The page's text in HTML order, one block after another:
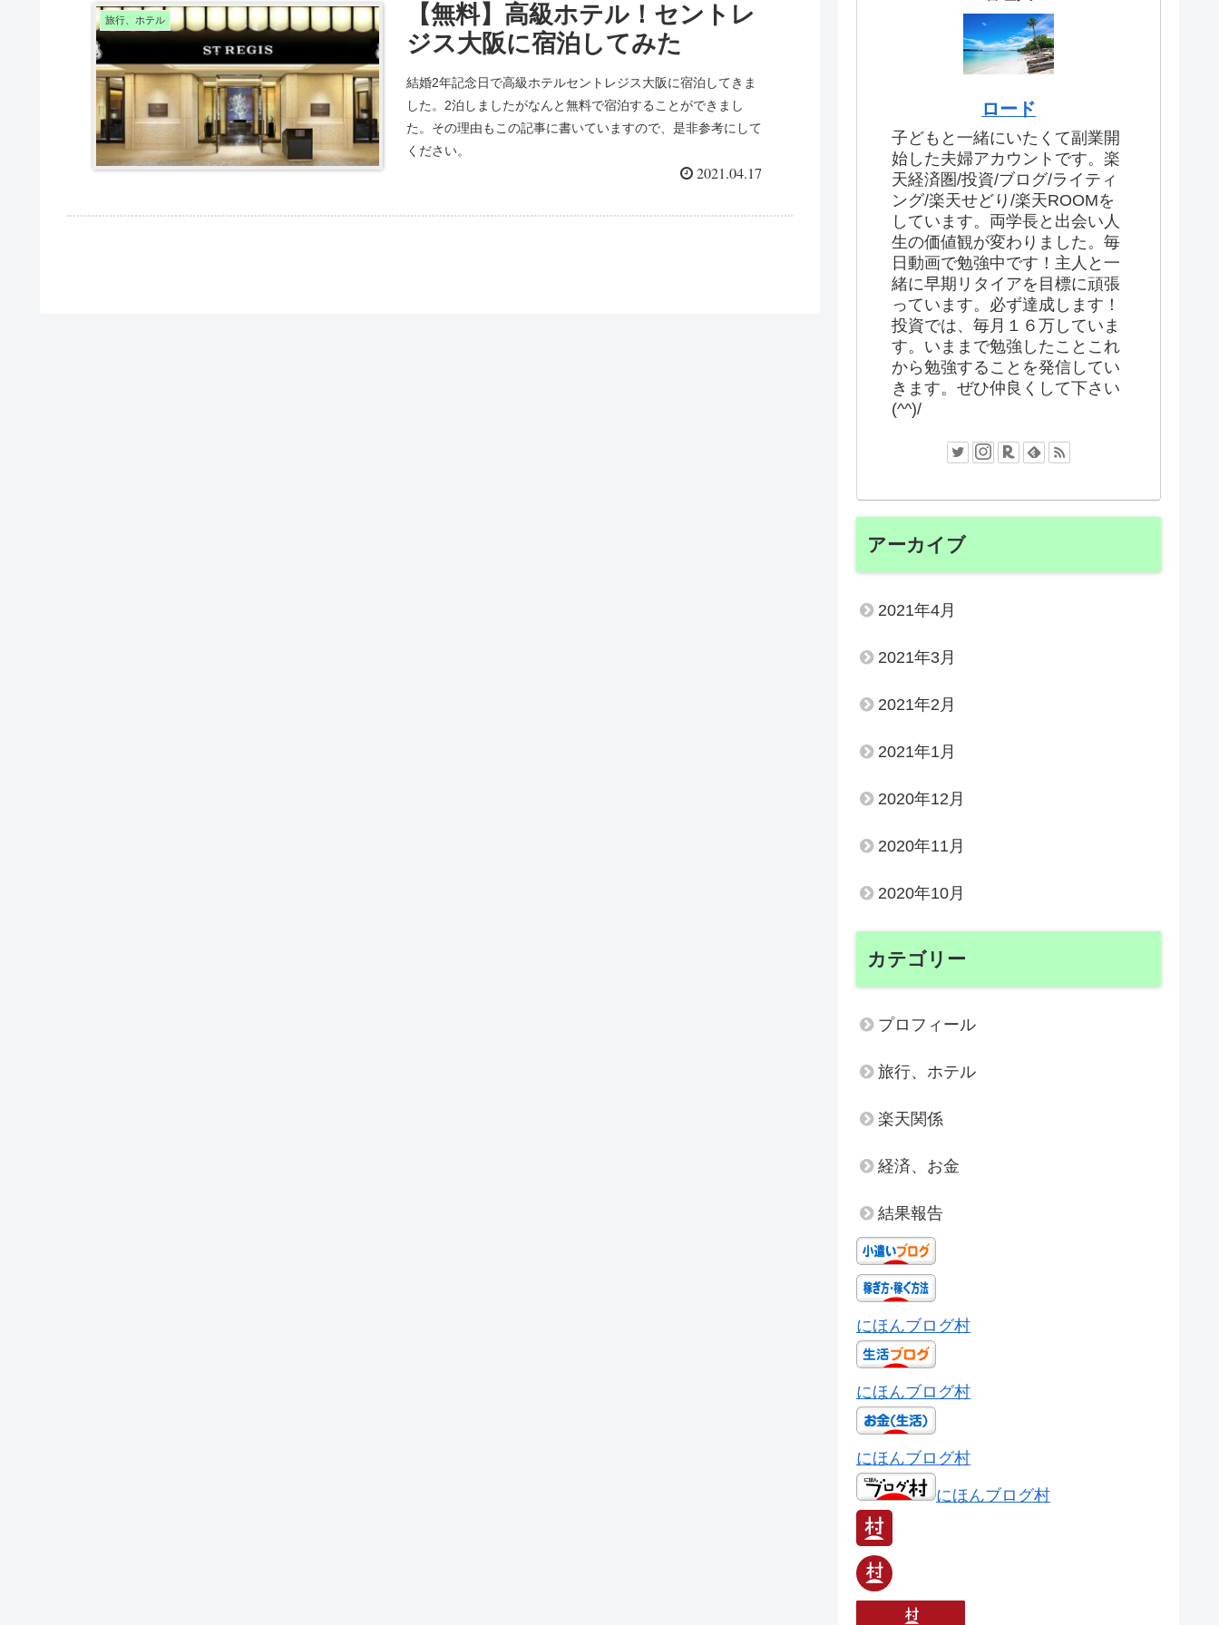
旅行、ホテル
【無料】高級ホテル！セントレ
ジス大阪に宿泊してみた
結婚2年記念日で高級ホテルセントレジス大阪に宿泊してきま
した。2泊しましたがなんと無料で宿泊することができまし
た。その理由もこの記事に書いていますので、是非参考にして
ください。
2021.04.17
ロード
子どもと一緒にいたくて副業開
始した夫婦アカウントです。楽
天経済圏/投資/ブログ/ライティ
ング/楽天せどり/楽天ROOMを
しています。両学長と出会い人
生の価値観が変わりました。毎
日動画で勉強中です！主人と一
緒に早期リタイアを目標に頑張
っています。必ず達成します！
投資では、毎月１６万していま
す。いままで勉強したことこれ
から勉強することを発信してい
きます。ぜひ仲良くして下さい
(^^)/
アーカイブ
2021年4月
2021年3月
2021年2月
2021年1月
2020年12月
2020年11月
2020年10月
カテゴリー
プロフィール
旅行、ホテル
楽天関係
経済、お金
結果報告
にほんブログ村
にほんブログ村
にほんブログ村
にほんブログ村